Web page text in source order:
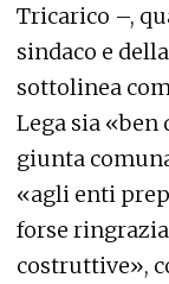
Tricarico –,
sindaco e
sottolinea
Lega sia «ben
giunta
«agli enti
forse
costruttive»,